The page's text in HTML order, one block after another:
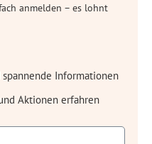
anmelden – es lohnt
Informationen
Aktionen erfahren